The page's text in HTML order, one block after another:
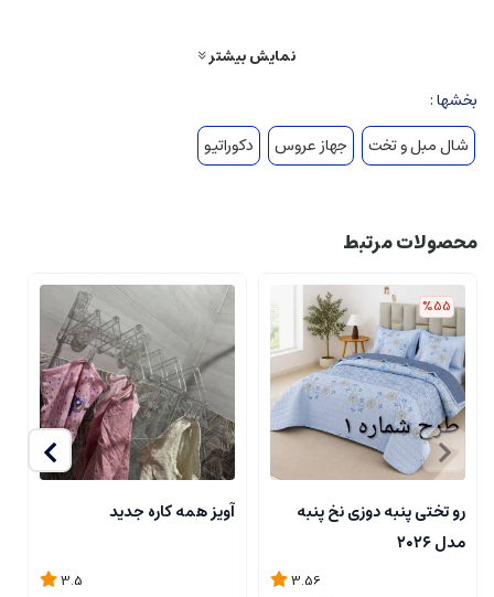
کیفیت عالی
سایز 140 در 170
❌زمان ارسال : حدود 15 روز کاری❌
نمایش بیشتر
بخشها :
شال مبل و تخت
جهاز عروس دکوراتیو
محصولات مرتبط
%55
رو تختی پنبه دوزی نخ پنبه
مدل ۲۰۲۶
3.56
آویز همه کاره جدید
3.5